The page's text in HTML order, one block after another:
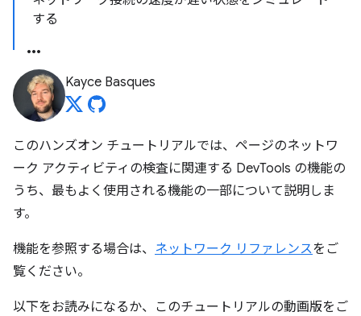
する
Kayce Basques
このハンズオン チュートリアルでは、ページのネットワ
ーク アクティビティの検査に関連する DevTools の機能の
うち、最もよく使用される機能の一部について説明しま
す。
機能を参照する場合は、 ネットワーク リファレンスをご
覧ください。
以下をお読みになるか、このチュートリアルの動画版をご